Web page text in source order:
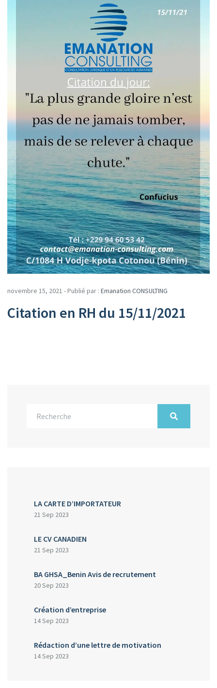
novembre 15, 2021 - Publié par : Emanation CONSULTING
Citation en RH du 15/11/2021
LA CARTE D’IMPORTATEUR
21 Sep 2023
LE CV CANADIEN
21 Sep 2023
BA GHSA_Benin Avis de recrutement
20 Sep 2023
Création d’entreprise
14 Sep 2023
Rédaction d’une lettre de motivation
14 Sep 2023